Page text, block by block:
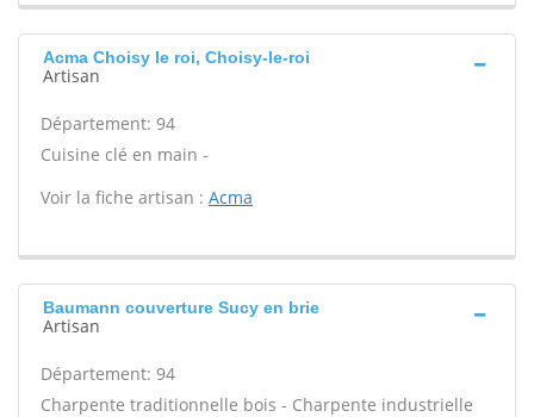
Acma Choisy le roi, Choisy-le-roi
Artisan
Département: 94
Cuisine clé en main -
Voir la fiche artisan : Acma
Baumann couverture Sucy en brie
Artisan
Département: 94
Charpente traditionnelle bois - Charpente industrielle